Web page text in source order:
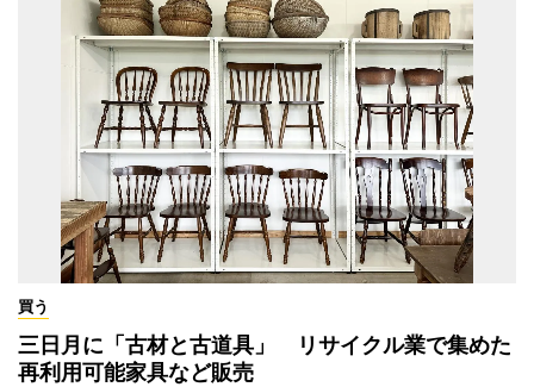
買う
三日月に「古材と古道具」 リサイクル業で集めた
再利用可能家具など販売